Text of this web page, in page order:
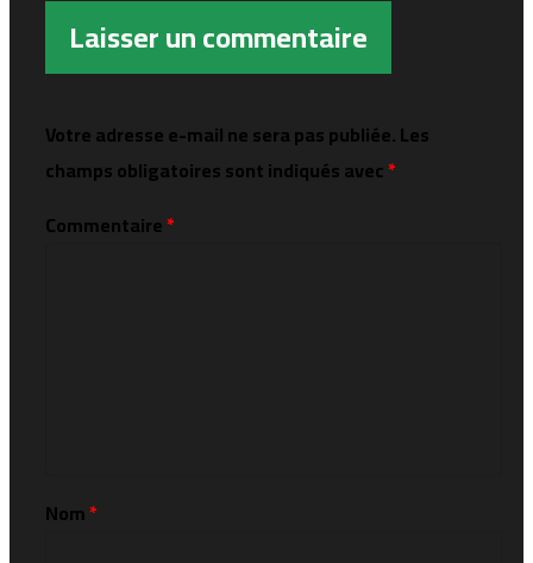
Laisser un commentaire
Votre adresse e-mail ne sera pas publiée.Les
champs obligatoires sont indiqués avec*
Commentaire*
Nom*